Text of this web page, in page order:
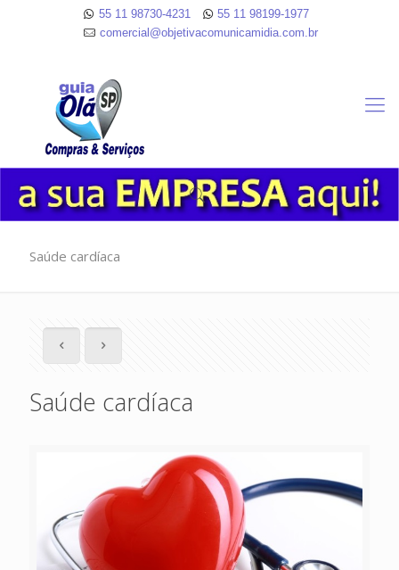
55 11 98730-4231
55 11 98199-1977
comercial@objetivacomunicamidia.com.br
Saúde cardíaca
Saúde cardíaca